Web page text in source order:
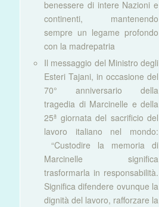
benessere di intere Nazioni e
continenti, mantenendo
sempre un legame profondo
con la madrepatria
Il messaggio del Ministro degli
Esteri Tajani, in occasione del
70° anniversario della
tragedia di Marcinelle e della
25ª giornata del sacrificio del
lavoro italiano nel mondo:
“Custodire la memoria di
Marcinelle significa
trasformarla in responsabilità.
Significa difendere ovunque la
dignità del lavoro, rafforzare la